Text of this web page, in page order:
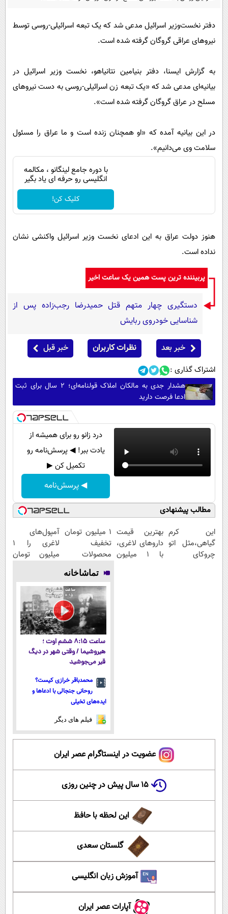
فناوری
گوناگون
سلامت
بین الملل
اجتماعی
حیات وحش
سیاست خارجی
پیامک
روانشناسی
آشپزی
دفتر نخست‌وزیر اسرائیل مدعی شد که یک تبعه اسرائیلی‌-روسی توسط
نیروهای عراقی گروگان گرفته شده است.
به گزارش ایسنا، دفتر بنیامین نتانیاهو، نخست وزیر اسرائیل در
بیانیه‌ای مدعی شد که «یک تبعه زن اسرائیلی-روسی به دست نیروهای
مسلح در عراق گروگان گرفته شده‌ است».
در این بیانیه آمده که «او همچنان زنده است و ما عراق را مسئول
سلامت وی می‌دانیم».
با دوره جامع لینگانو ، مکالمه
انگلیسی رو حرفه ای یاد بگیر
کلیک کن!
هنوز دولت عراق به این ادعای نخست وزیر اسرائیل واکنشی نشان
نداده است.
پربیننده ترین پست همین یک ساعت اخیر
دستگیری چهار متهم قتل حمیدرضا رجب‌زاده پس از
شناسایی خودروی ربایش
خبر بعد نظرات کاربران خبر قبل
اشتراک گذاری :
هشدار جدی به مالکان املاک قولنامه‌ای؛ ۲ سال برای ثبت
ادعا فرصت دارید
درد زانو رو برای همیشه از
یادت ببر! ◀ پرسش‌نامه رو
تکمیل کن ▶
◀ پرسش‌نامه
مطالب پیشنهادی
این کرم
گیاهی،مثل اتو
چروکای
بهترین قیمت
داروهای لاغری،
با ۱ میلیون
۱ میلیون تومان
تخفیف
محصولات
لاغری؛ یک قدم
نزدیک‌تر به
شروع کاهش
وزن
آمپول‌های
لاغری را ۱
میلیون تومان
تماشاخانه
ساعت ۸:۱۵ ششم اوت ؛
هیروشیما / وقتی شهر در دیگ
قیر می‌جوشید
محمدباقر خرازی کیست؟
روحانی جنجالی با ادعاها و
ایده‌های تخیلی
فیلم های دیگر
عضویت در اینستاگرام عصر ایران
۱۵ سال پیش در چنین روزی
این لحظه با حافظ
گلستان سعدی
آموزش زبان انگلیسی
آپارات عصر ایران